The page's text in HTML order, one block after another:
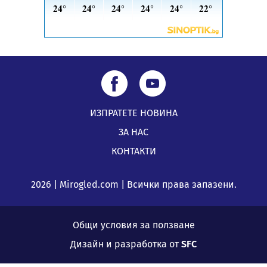
ИЗПРАТЕТЕ НОВИНА
ЗА НАС
КОНТАКТИ
2026 | Mirogled.com | Всички права запазени.
Общи условия за ползване
Дизайн и разработка отSFC